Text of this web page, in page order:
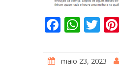
F
e
W
at
T
itt
maio 23, 2023